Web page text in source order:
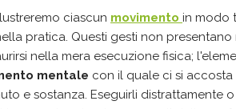
ciascun movimento in modo
pratica. Questi gesti non
nella mera esecuzione fisica;
mentale con il quale ci si
e sostanza. Eseguirli distrattamente